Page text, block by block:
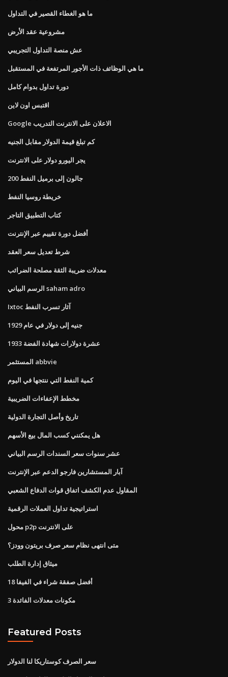
ما هو الغطاء القصير في التداول
مشروعية عقد الأرض
عش منصة التداول التجريبي
ما هي الوظائف ذات الأجور المرتفعة في المستقبل
دورة تداول بدوام كامل
اقتبس اون لاين
Google الاعلان على الانترنت التدريب
كم تبلغ قيمة الدولار مقابل الجنيه
يجر اليورو دولار على الانترنت
200 جالون إلى برميل النفط
خريطة روسيا النفط
كتاب التطبيق التاجر
أفضل دورة تقييم عبر الإنترنت
شرط تعديل سعر العقد
معدلات ضريبة الثقة مصلحة الضرائب
الرسم البياني saham adro
Ixtoc آثار تسرب النفط
جنيه إلى دولار في عام 1929
1933 عشرة دولارات شهادة الفضة
المستثمر abbvie
كمية النفط التي ننتجها في اليوم
مخطط الإعفاءات الضريبية
تاريخ وأصل التجارة الدولية
هل يمكنني كسب المال بيع الأسهم
عشر سنوات سعر السندات الرسم البياني
آبار المستشارين فارجو الدعم عبر الإنترنت
المقاول عدم الكشف اتفاق قوات الدفاع الشعبي
استراتيجية تداول العملات الرقمية
محول p2p على الانترنت
متى انتهى نظام سعر صرف بريتون وودز؟
ميثاق إدارة الطلب
أفضل صفقة شراء في الفيفا 18
3 مكونات معدلات الفائدة
Featured Posts
سعر الصرف كوستاريكا لنا الدولار